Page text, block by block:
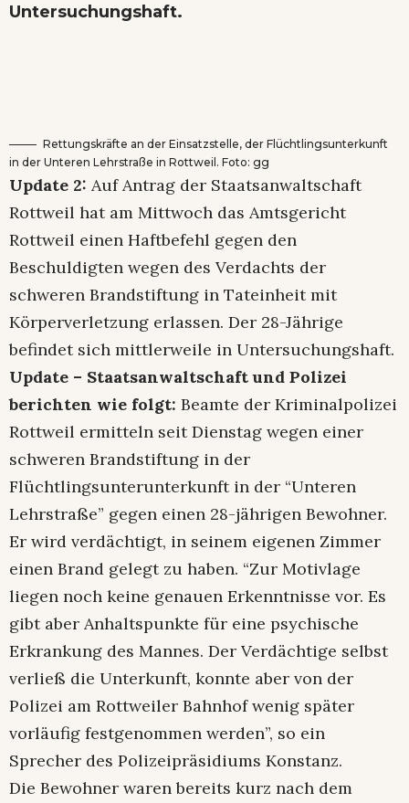
Untersuchungshaft.
Rettungskräfte an der Einsatzstelle, der Flüchtlingsunterkunft
in der Unteren Lehrstraße in Rottweil. Foto: gg
Update 2: Auf Antrag der Staatsanwaltschaft
Rottweil hat am Mittwoch das Amtsgericht
Rottweil einen Haftbefehl gegen den
Beschuldigten wegen des Verdachts der
schweren Brandstiftung in Tateinheit mit
Körperverletzung erlassen. Der 28-Jährige
befindet sich mittlerweile in Untersuchungshaft.
Update – Staatsanwaltschaft und Polizei
berichten wie folgt: Beamte der Kriminalpolizei
Rottweil ermitteln seit Dienstag wegen einer
schweren Brandstiftung in der
Flüchtlingsunterunterkunft in der “Unteren
Lehrstraße” gegen einen 28-jährigen Bewohner.
Er wird verdächtigt, in seinem eigenen Zimmer
einen Brand gelegt zu haben. “Zur Motivlage
liegen noch keine genauen Erkenntnisse vor. Es
gibt aber Anhaltspunkte für eine psychische
Erkrankung des Mannes. Der Verdächtige selbst
verließ die Unterkunft, konnte aber von der
Polizei am Rottweiler Bahnhof wenig später
vorläufig festgenommen werden”, so ein
Sprecher des Polizeipräsidiums Konstanz.
Die Bewohner waren bereits kurz nach dem